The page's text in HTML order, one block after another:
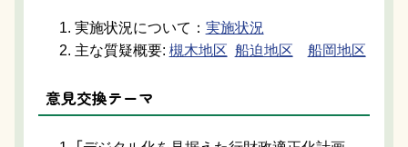
実施状況について： 実施状況
主な質疑概要: 槻木地区 船迫地区 船岡地区
意見交換テーマ